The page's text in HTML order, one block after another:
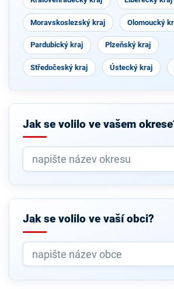
Moravskoslezský kraj Olomoucký
Pardubický kraj Plzeňský kraj
Středočeský kraj Ústecký kraj
Jak se volilo ve vašem
Jak se volilo ve vaší obci?